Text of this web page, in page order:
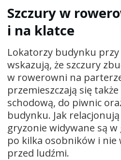
Szczury w
i na klatce
Lokatorzy budynku
wskazują, że szczury
w rowerowni na
przemieszczają się
schodową, do piwnic
budynku. Jak
gryzonie widywane są w
po kilka osobników i nie
przed ludźmi.